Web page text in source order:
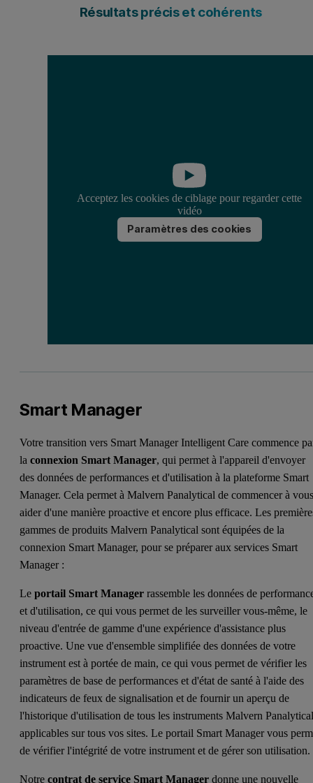
Résultats précis et cohérents
Acceptez les cookies de ciblage pour regarder cette
vidéo
Paramètres des cookies
Smart Manager
Votre transition vers Smart Manager Intelligent Care commence
laconnexion Smart Manager, qui permet à l'appareil d'envoyer
des données de performances et d'utilisation à la plateforme Smart
Manager. Cela permet à Malvern Panalytical de commencer à
aider d'une manière proactive et encore plus efficace. Les
gammes de produits Malvern Panalytical sont équipées de la
connexion Smart Manager, pour se préparer aux services Smart
Manager :
Leportail Smart Manager rassemble les données de
et d'utilisation, ce qui vous permet de les surveiller vous-même, le
niveau d'entrée de gamme d'une expérience d'assistance plus
proactive. Une vue d'ensemble simplifiée des données de votre
instrument est à portée de main, ce qui vous permet de vérifier les
paramètres de base de performances et d'état de santé à l'aide des
indicateurs de feux de signalisation et de fournir un aperçu de
l'historique d'utilisation de tous les instruments Malvern
applicables sur tous vos sites. Le portail Smart Manager vous
de vérifier l'intégrité de votre instrument et de gérer son utilisation.
Notrecontrat de service Smart Manager donne une nouvelle